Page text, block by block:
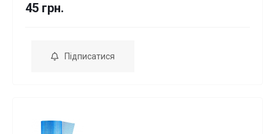
45 грн.
Підписатися